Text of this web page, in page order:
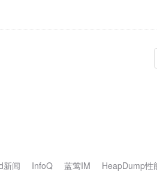
新闻 InfoQ 蓝莺IM HeapDump性